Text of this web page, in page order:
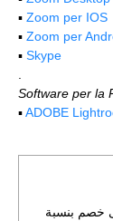
▪️ Zoom per IOS
▪️ Zoom per
▪️ Skype
Software per la
▪️ ADOBE
خصم بنسبة